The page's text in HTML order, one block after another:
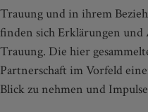
Blick zu nehmen und